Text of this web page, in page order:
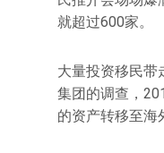
就超过600家。
大量投资移民带
集团的调查，
的资产转移至海